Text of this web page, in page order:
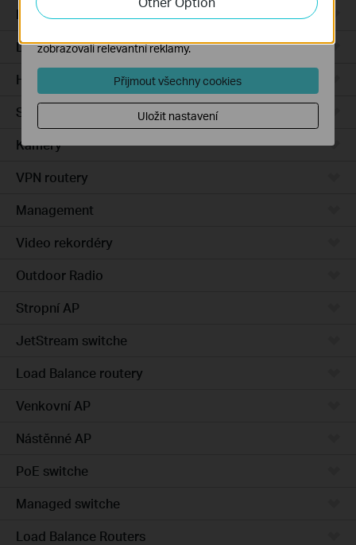
Integrated Gateways
DSL Gateways
Hardware
Software
Kamery
VPN routery
Management
Video rekordéry
Outdoor Radio
Stropní AP
JetStream switche
Load Balance routery
Venkovní AP
Nástěnné AP
PoE switche
Managed switche
Load Balance Routers
Marketingové soubory cookie mohou prostřednictvím
zobrazovali relevantní reklamy.
Přijmout všechny cookies
Uložit nastavení